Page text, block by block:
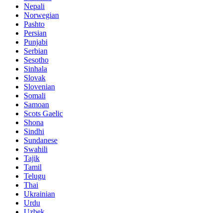
Nepali
Norwegian
Pashto
Persian
Punjabi
Serbian
Sesotho
Sinhala
Slovak
Slovenian
Somali
Samoan
Scots Gaelic
Shona
Sindhi
Sundanese
Swahili
Tajik
Tamil
Telugu
Thai
Ukrainian
Urdu